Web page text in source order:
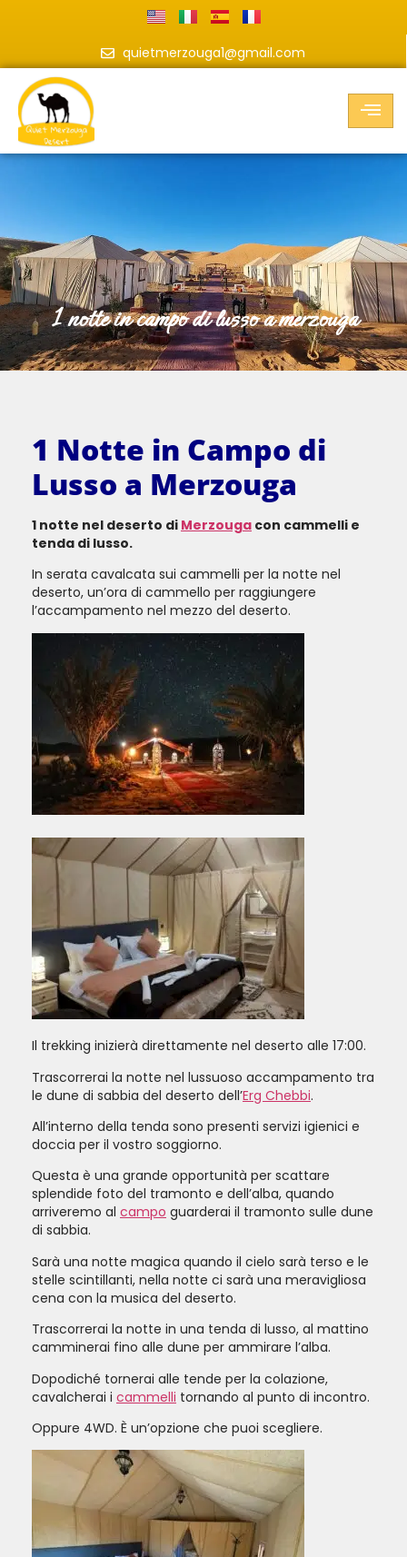
quietmerzouga1@gmail.com
1 notte in campo di lusso a merzouga
1 Notte in Campo di
Lusso a Merzouga
1 notte nel deserto di Merzouga con cammelli e
tenda di lusso.
In serata cavalcata sui cammelli per la notte nel
deserto, un’ora di cammello per raggiungere
l’accampamento nel mezzo del deserto.
Il trekking inizierà direttamente nel deserto alle 17:00.
Trascorrerai la notte nel lussuoso accampamento tra
le dune di sabbia del deserto dell’Erg Chebbi.
All’interno della tenda sono presenti servizi igienici e
doccia per il vostro soggiorno.
Questa è una grande opportunità per scattare
splendide foto del tramonto e dell’alba, quando
arriveremo al campo guarderai il tramonto sulle dune
di sabbia.
Sarà una notte magica quando il cielo sarà terso e le
stelle scintillanti, nella notte ci sarà una meravigliosa
cena con la musica del deserto.
Trascorrerai la notte in una tenda di lusso, al mattino
camminerai fino alle dune per ammirare l’alba.
dopodiché tornerai alle tende per la colazione,
cavalcherai i cammelli tornando al punto di incontro.
Oppure 4WD. È un’opzione che puoi scegliere.